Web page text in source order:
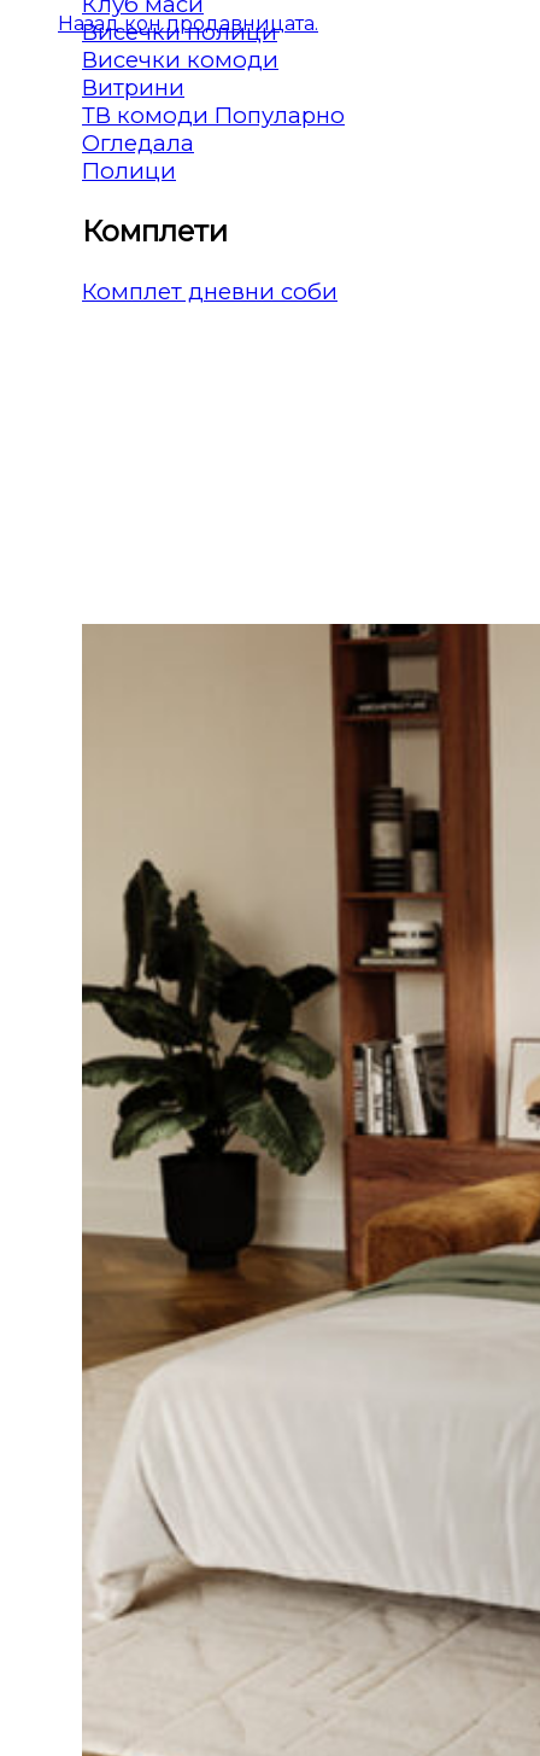
Назад кон продавницата.
Висечки полици
Висечки комоди
Витрини
ТВ комоди
Огледала
Полици
Комплети
Комплет дневни соби